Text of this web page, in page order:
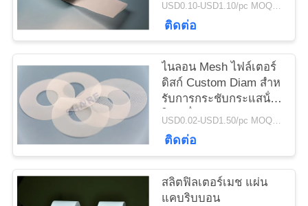
ใบ
เสนอ
ราคา
แผนผัง
เว็บไซต์
USD0.10-USD1.10/pc MOQ:100 ชิ้น
ติดต่อ
ไนลอน Mesh ไฟล์เตอร์
ดิสก์ Custom Diam สําห
รับการกระชับกระแสน้ํา
ในเครื่องทดสอบ
USD0.02-USD1.50/pc MOQ:200 ชิ้น
ติดต่อ
สลิตฟิลเตอร์เมช แผ่น
แคบริบบอน